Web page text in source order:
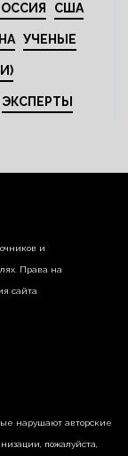
США
УЧЕНЫЕ
ЭКСПЕРТЫ
и
Права на
сайта
нарушают авторские
пожалуйста,